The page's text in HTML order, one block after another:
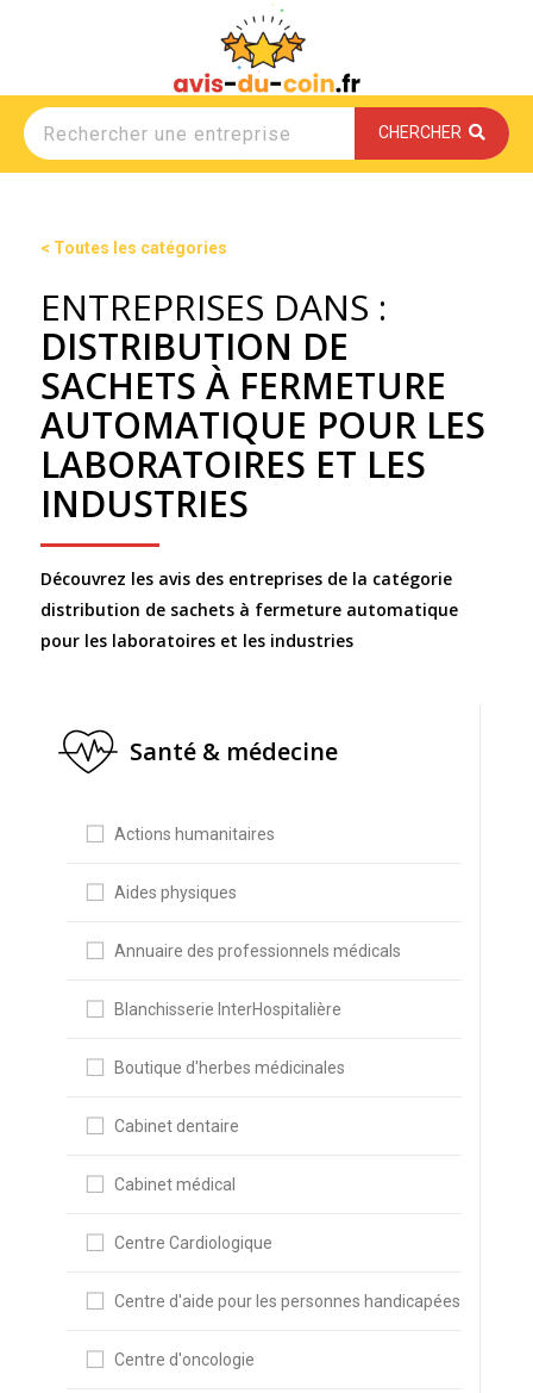
CHERCHER
< Toutes les catégories
ENTREPRISES DANS :
DISTRIBUTION DE
SACHETS À FERMETURE
AUTOMATIQUE POUR LES
LABORATOIRES ET LES
INDUSTRIES
Découvrez les avis des entreprises de la catégorie
distribution de sachets à fermeture automatique
pour les laboratoires et les industries
Santé & médecine
Actions humanitaires
Aides physiques
Annuaire des professionnels médicals
Blanchisserie InterHospitalière
Boutique d'herbes médicinales
Cabinet dentaire
Cabinet médical
Centre Cardiologique
Centre d'aide pour les personnes handicapées
Centre d'oncologie